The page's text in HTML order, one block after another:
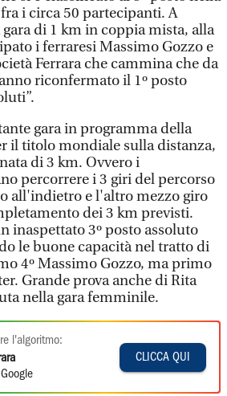
fra i circa 50 partecipanti. A
gara di 1 km in coppia mista, alla
i ferraresi Massimo Gozzo e
Ferrara che cammina che da
riconfermato il 1º posto
gara in programma della
il titolo mondiale sulla distanza,
di 3 km. Ovvero i
percorrere i 3 giri del percorso
all'indietro e l'altro mezzo giro
dei 3 km previsti.
inaspettato 3º posto assoluto
le buone capacità nel tratto di
4º Massimo Gozzo, ma primo
Grande prova anche di Rita
nella gara femminile.
l'algoritmo:
CLICCA QUI